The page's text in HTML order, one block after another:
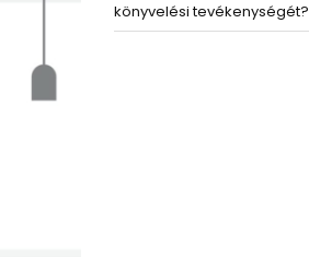
könyvelési tevékenységét?